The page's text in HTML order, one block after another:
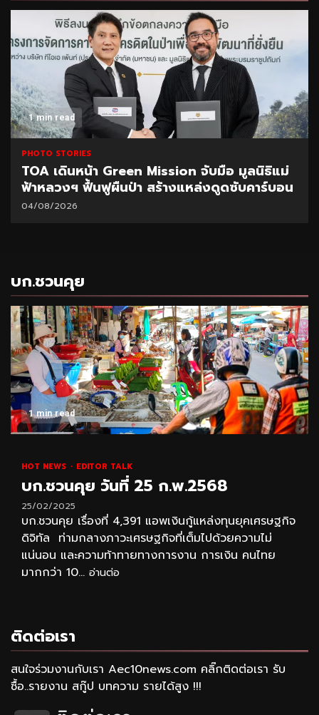
1 min read
PHOTO STORIES
TOA เดินหน้า Green Mission จับมือ มูลนิธิแม่
ฟ้าหลวงฯ ฟื้นฟูผืนป่า สร้างแหล่งดูดซับคาร์บอน
04/08/2026
บก.ชวนคุย
1 min read
HOT NEWS EDITOR TALK
บก.ชวนคุย วันที่ 25 ก.พ.2568
25/02/2025
บก.ชวนคุย เรื่องที่ 4,391 แอพเงินกู้แหล่งทุนยุคเศรษฐกิจ
ดิจิทัล ท่ามกลางภาวะเศรษฐกิจที่เต็มไปด้วยความไม่
แน่นอน และความท้าทายทางการงาน การเงิน คนไทย
มากกว่า 10... อ่านต่อ
ติดต่อเรา
สนใจร่วมงานกับเรา Aec10news.com คลิ๊กติดต่อเรา รับ
ซื้อ..รายงาน สกู๊ป บทความ รายได้สูง !!!